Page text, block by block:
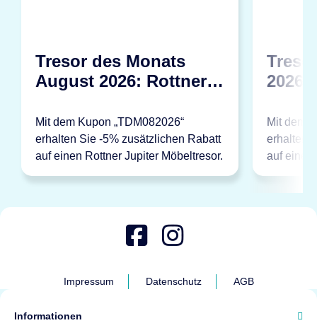
Tresor des Monats
August 2026: Rottner
Mit dem Kupon „TDM082026“
erhalten Sie -5% zusätzlichen Rabatt
auf einen Rottner Jupiter Möbeltresor.
2026:
Mit dem
erhalten
auf einen
Impressum Datenschutz AGB
Informationen